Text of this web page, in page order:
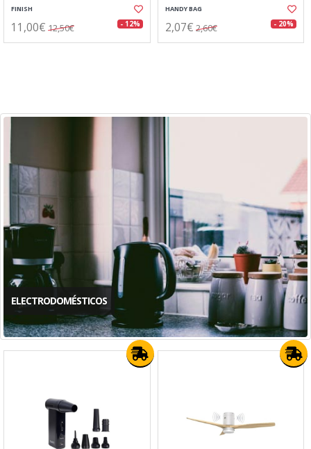
FINISH
11,00€ 12,50€ - 12%
HANDY BAG
2,07€ 2,60€ - 20%
ELECTRODOMÉSTICOS